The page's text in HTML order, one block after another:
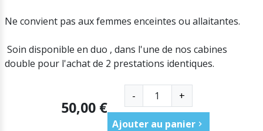
Ne convient pas aux femmes enceintes ou allaitantes.
Soin disponible en duo , dans l'une de nos cabines
double pour l'achat de 2 prestations identiques.
50,00 €
- +
Ajouter au panier